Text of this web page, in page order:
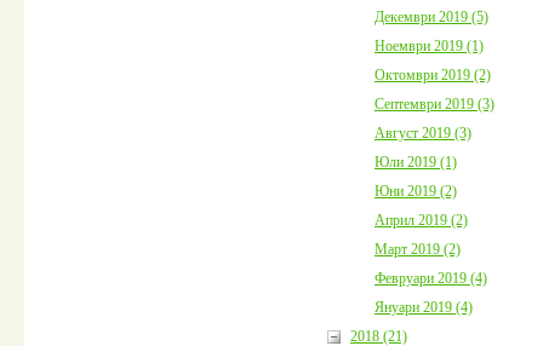
Декември 2019 (5)
Ноември 2019 (1)
Октомври 2019 (2)
Септември 2019 (3)
Август 2019 (3)
Юли 2019 (1)
Юни 2019 (2)
Април 2019 (2)
Март 2019 (2)
Февруари 2019 (4)
Януари 2019 (4)
2018 (21)